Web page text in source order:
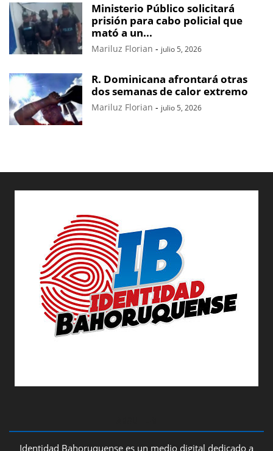
Ministerio Público solicitará
prisión para cabo policial que
mató a un...
Mariluz Florian - julio 5, 2026
R. Dominicana afrontará otras
dos semanas de calor extremo
Mariluz Florian - julio 5, 2026
Identidad Bahoruquense es un medio digital dedicado a